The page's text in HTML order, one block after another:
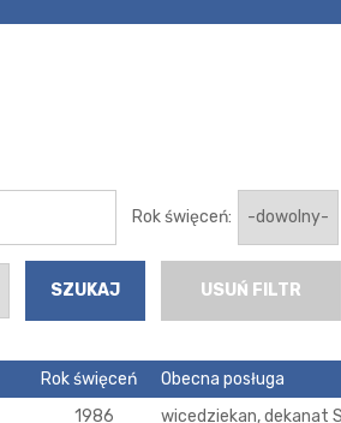
Rok święceń:
USUŃ FILTR
Rok święceń
Obecna posługa
1986
wicedziekan, dekanat